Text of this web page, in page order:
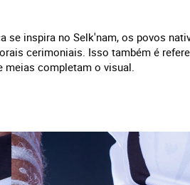
se inspira no Selk'nam, os povos
cerimoniais. Isso também é
meias completam o visual.